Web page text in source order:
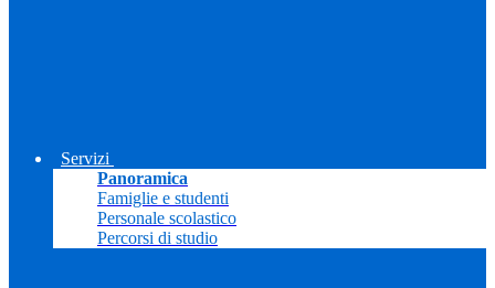
Servizi
Panoramica
Famiglie e studenti
Personale scolastico
Percorsi di studio